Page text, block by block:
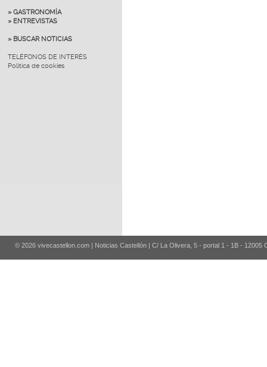
» GASTRONOMÍA
» ENTREVISTAS
» BUSCAR NOTICIAS
TELÉFONOS DE INTERÉS
Política de cookies
© 2026 vivecastellon.com | Noticias Castellón | C/ La Olivera, 5 - portal 1 - 1B - 12005